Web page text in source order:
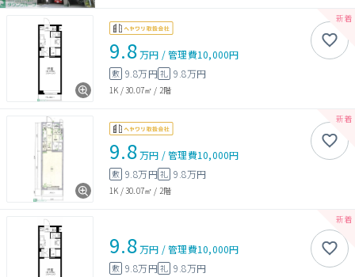
9.8万円 /管理費10,000円
敷 9.8万円礼 9.8万円
1K /30.07㎡ / 2階
9.8万円 /管理費10,000円
敷 9.8万円礼 9.8万円
1K /30.07㎡ / 2階
9.8万円 /管理費10,000円
敷 9.8万円礼 9.8万円